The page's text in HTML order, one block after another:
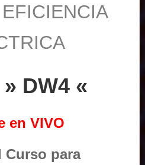
DW4 «
en VIVO
Curso para